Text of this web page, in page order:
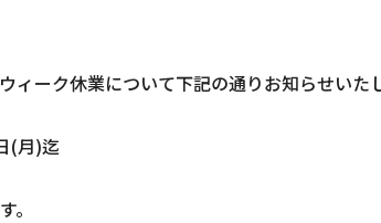
ィーク休業について下記の通りお知らせいた
(月)迄
。